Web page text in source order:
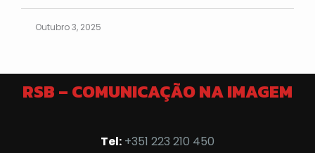
Outubro 3, 2025
RSB – COMUNICAÇÃO NA IMAGEM
Tel: +351 223 210 450